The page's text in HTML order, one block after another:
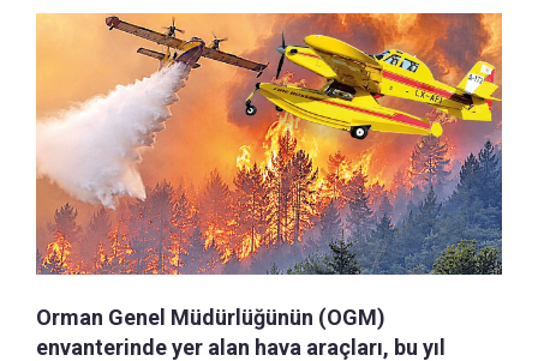
Orman Genel Müdürlüğünün (OGM)
envanterinde yer alan hava araçları, bu yıl